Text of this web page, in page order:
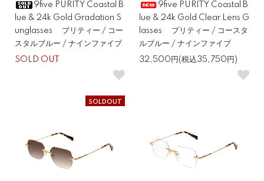
9five PURITY Coastal B
lue & 24k Gold Gradation S
unglasses プリティー / コー
スタルブルー / ナインファイブ
SOLD OUT
9five PURITY Coastal B
lue & 24k Gold Clear Lens G
lasses プリティー / コースタ
ルブルー / ナインファイブ
32,500円(税込35,750円)
SOLDOUT